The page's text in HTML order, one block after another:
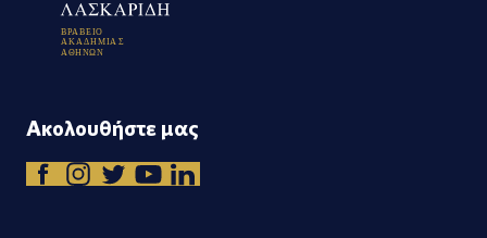
ΒΡΑΒΕΙΟ
ΑΚΑΔΗΜΙΑ Σ
Α ΘΗΝΩΝ
Ακολουθήστε μας